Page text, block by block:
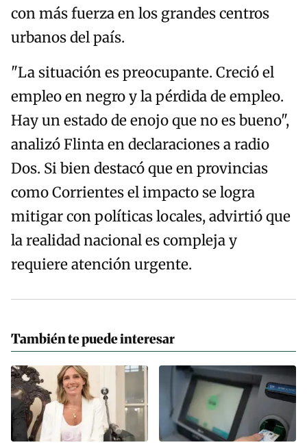
con más fuerza en los grandes centros
urbanos del país.
"La situación es preocupante. Creció el
empleo en negro y la pérdida de empleo.
Hay un estado de enojo que no es bueno",
analizó Flinta en declaraciones a radio
Dos. Si bien destacó que en provincias
como Corrientes el impacto se logra
mitigar con políticas locales, advirtió que
la realidad nacional es compleja y
requiere atención urgente.
También te puede interesar